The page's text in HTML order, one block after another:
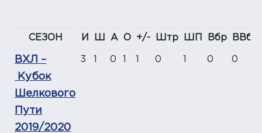
СЕЗОН И Ш А О +/- Штр ШП Вбр ВВбр
ВХЛ –
Кубок
Шелкового
Пути
2019/2020
3 0 0 0 0